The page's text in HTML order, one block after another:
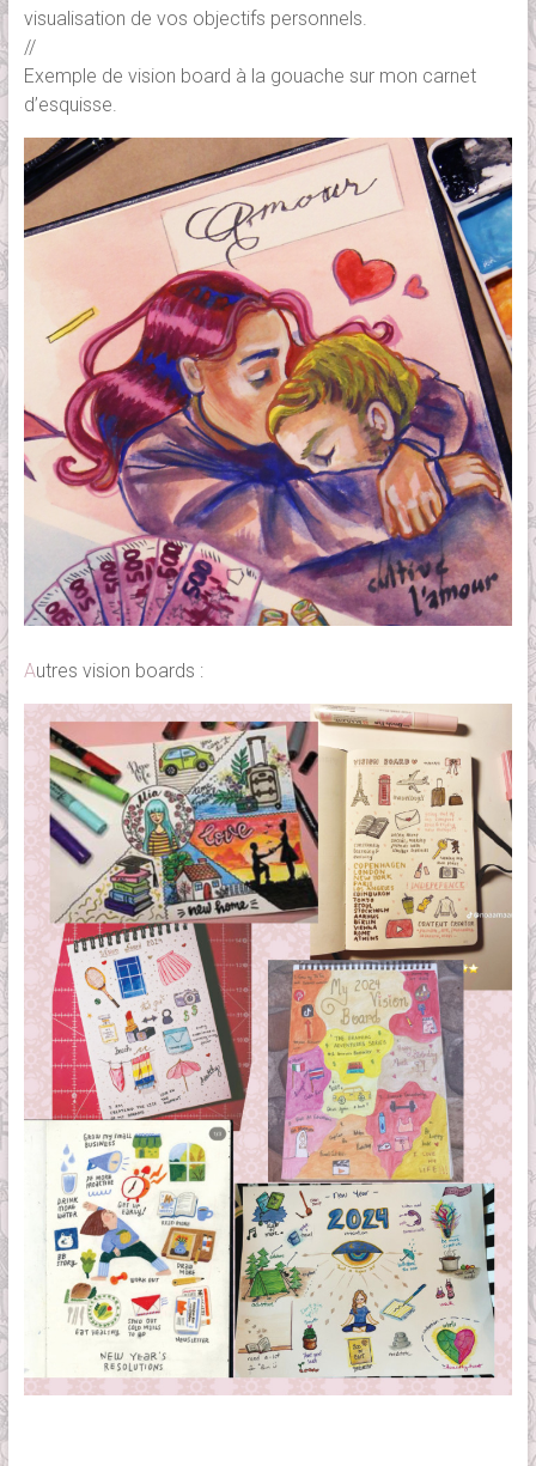
visualisation de vos objectifs personnels.
//
Exemple de vision board à la gouache sur mon carnet
d’esquisse.
Autres vision boards :